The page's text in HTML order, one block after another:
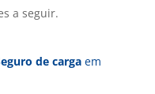
a seguir.
de cargaem